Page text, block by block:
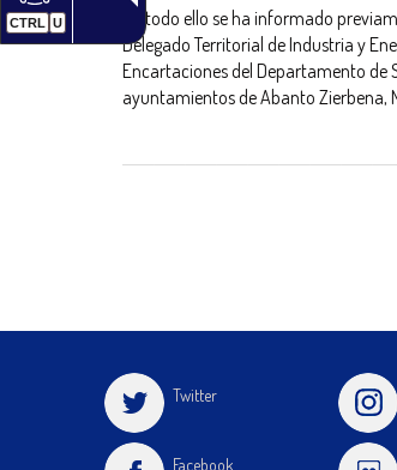
CTRL U
De todo ello se ha informado
Delegado Territorial de Industria y
Encartaciones del Departamento de
ayuntamientos de Abanto Zierbena,
Twitter
Facebook